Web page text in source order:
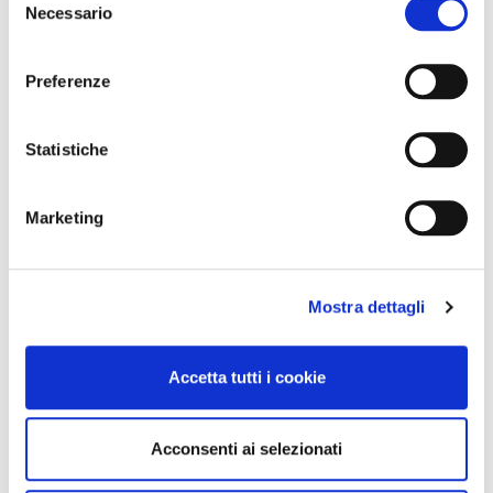
delNecessario
Preferenze
Statistiche
Marketing
Mostra dettagli
Accetta tutti i cookie
Acconsenti ai selezionati